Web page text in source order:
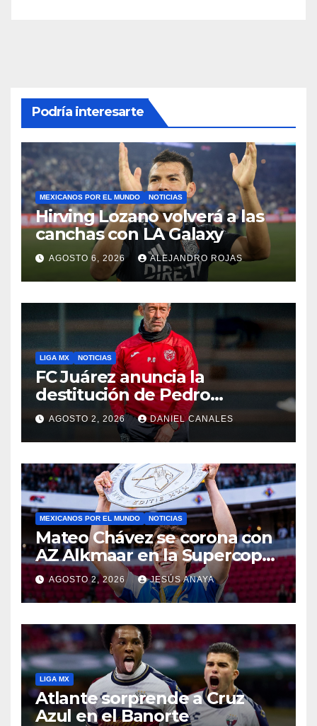
Podría interesarte
MEXICANOS POR EL MUNDO NOTICIAS
Hirving Lozano volverá a las
canchas con LA Galaxy
AGOSTO 6, 2026 ALEJANDRO ROJAS
LIGA MX NOTICIAS
FC Juárez anuncia la
destitución de Pedro
Caixinha
AGOSTO 2, 2026 DANIEL CANALES
MEXICANOS POR EL MUNDO NOTICIAS
Mateo Chávez se corona con
AZ Alkmaar en la Supercopa
de Países Bajos
AGOSTO 2, 2026 JESÚS ANAYA
LIGA MX
Atlante sorprende a Cruz
Azul en el Banorte